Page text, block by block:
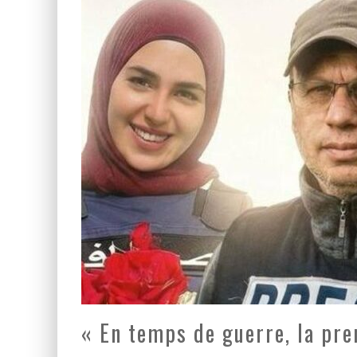
LA GUERRE SIONISTE,
LA BANALITÉ DU MAL
« En temps de guerre, la